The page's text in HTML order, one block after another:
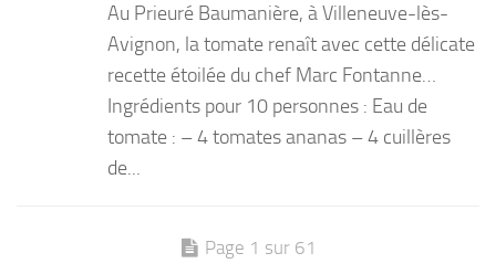
Au Prieuré Baumanière, à Villeneuve-lès-
Avignon, la tomate renaît avec cette délicate
recette étoilée du chef Marc Fontanne…
Ingrédients pour 10 personnes : Eau de
tomate : – 4 tomates ananas – 4 cuillères
de...
Page 1 sur 61